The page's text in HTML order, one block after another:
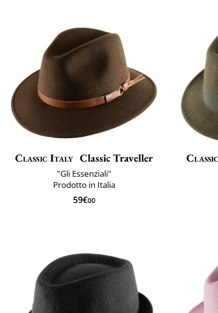
Classic Italy Classic Traveller
"Gli Essenziali"
Prodotto in Italia
59€00